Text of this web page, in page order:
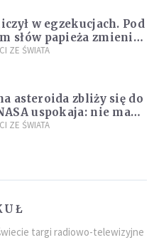
w egzekucjach. Pod
słów papieża zmienił
ZE ŚWIATA
asteroida zbliży się do
uspokaja: nie ma
ZE ŚWIATA
targi radiowo-telewizyjne